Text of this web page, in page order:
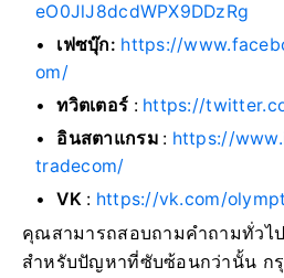
eO0JlJ8dcdWPX9DDzRg
เฟซบุ๊ก: https://
om/
ทวิตเตอร์ : https://
อินสตาแกรม: https://
tradecom/
VK: https://vk.com/
คุณสามารถสอบถามคำถามทั่วไป
สำหรับปัญหาที่ซับซ้อนกว่านั้น ก